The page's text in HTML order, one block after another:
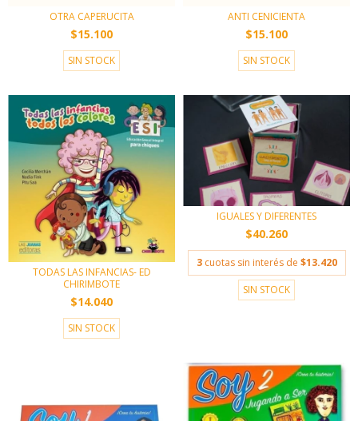
OTRA CAPERUCITA
$15.100
SIN STOCK
ANTI CENICIENTA
$15.100
SIN STOCK
TODAS LAS INFANCIAS- ED
CHIRIMBOTE
$14.040
SIN STOCK
IGUALES Y DIFERENTES
$40.260
3 cuotas sin interés de $13.420
SIN STOCK